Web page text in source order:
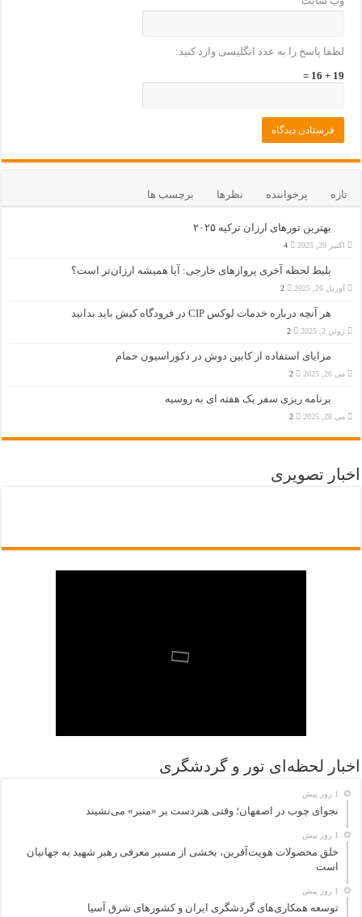
لطفا پاسخ را به عدد انگلیسی وارد کنید:
19 + 16 =
تازه پرخواننده نظرها برچسب ها
بهترین تورهای ارزان ترکیه ۲۰۲۵
اکتبر 29, 2025 4
بلیط لحظه آخری پروازهای خارجی: آیا همیشه ارزان‌تر است؟
آوریل 26, 2025 2
هر آنچه درباره خدمات لوکس CIP در فرودگاه‌ کیش باید بدانید
ژوئن 2, 2025 2
مزایای استفاده از کابین دوش در دکوراسیون حمام
می 26, 2025 2
برنامه ریزی سفر یک هفته ای به روسیه
می 28, 2025 2
اخبار تصویری
اخبار لحظه‌ای تور و گردشگری
1 روز پیش
نجوای چوب در اصفهان؛ وقتی هنردست بر «منبر» می‌نشیند
1 روز پیش
خلق محصولات هویت‌آفرین، بخشی از مسیر معرفی رهبر شهید به جهانیان
است
1 روز پیش
توسعه همکاری‌های گردشگری ایران و کشورهای شرق آسیا